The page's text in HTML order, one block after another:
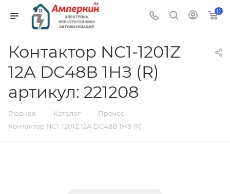
0
Контактор NC1-1201Z
12А DC48В 1НЗ (R)
артикул: 221208
Главная — Каталог — Прочее —
Контактор NC1-1201Z 12А DC48В 1НЗ (R)